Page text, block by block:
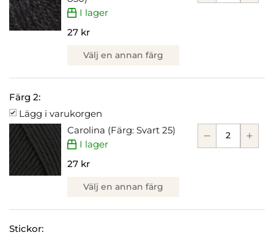
I lager
27 kr
Välj en annan färg
Färg 2:
Lägg i varukorgen
Carolina (Färg: Svart 25)
I lager
27 kr
Välj en annan färg
Stickor: